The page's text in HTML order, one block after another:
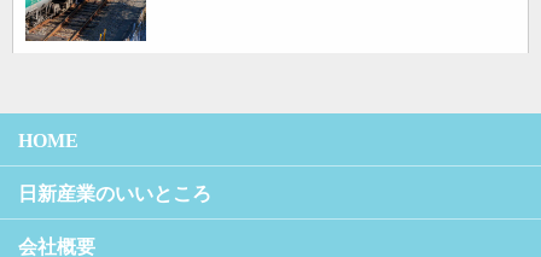
HOME
日新産業のいいところ
会社概要